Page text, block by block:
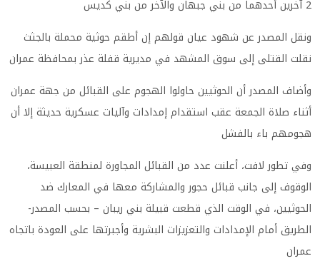
2 آخرين أحدهما من بني جبهان والآخر من بني كديس
ونقل المصدر عن شهود عيان قولهم إن أطقم حوثية محملة بالجثث
نقلت القتلى إلى سوق المشهد في مديرية قفلة عذر بمحافظة عمران
وأضاف المصدر أن الحوثيين حاولوا الهجوم على القبائل من جهة عمران
أثناء صلاة الجمعة عقب استقدام إمدادات وآليات عسكرية حديثة إلا أن
هجومهم باء بالفشل
وفي تطور لافت، أعلنت عدد من القبائل المجاورة لمنطقة العبيسة،
الوقوف إلى جانب قبائل حجور والمشاركة معها في المعارك ضد
الحوثيين، في الوقت الذي قطعت قبيلة بني ريبان – بحسب المصدر-
الطريق أمام الإمدادات والتعزيزات البشرية وأجبرتها على العودة باتجاه
عمران